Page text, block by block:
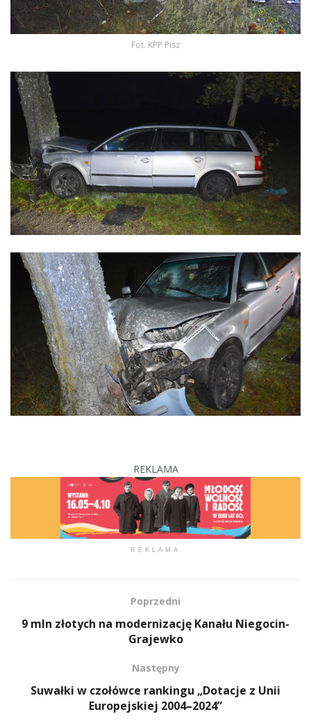
Fot. KPP Pisz
REKLAMA
REKLAMA
Poprzedni
9 mln złotych na modernizację Kanału Niegocin-
Grajewko
Następny
Suwałki w czołówce rankingu „Dotacje z Unii
Europejskiej 2004–2024”